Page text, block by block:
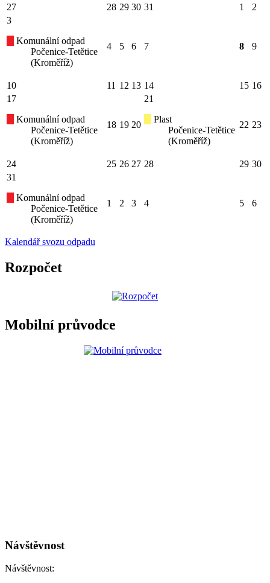
27
28 29 30 31 1
2
3
Komunální odpad
Počenice-Tetětice
(Kroměříž)
4 5 6 7 8 9
10 11 12 13 14 15 16
17
Komunální odpad
Počenice-Tetětice
(Kroměříž)
18 19 20
21
Plast
Počenice-Tetětice
(Kroměříž)
22 23
24 25 26 27 28 29 30
31
Komunální odpad
Počenice-Tetětice
(Kroměříž)
1 2 3 4 5 6
Kalendář svozu odpadu
Rozpočet
Mobilní průvodce
Návštěvnost
Návštěvnost: